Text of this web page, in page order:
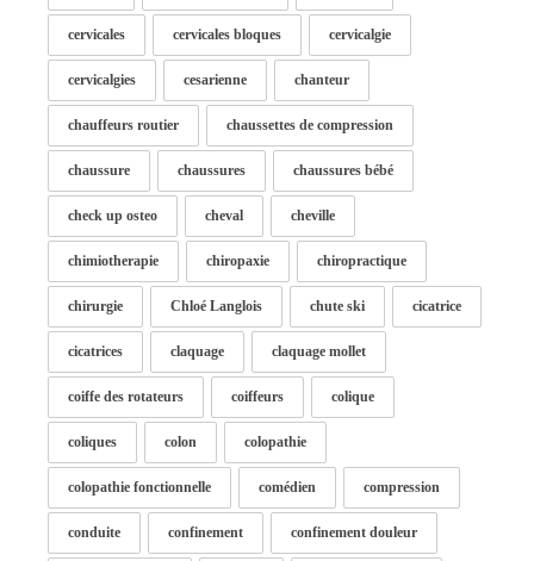
cervicales cervicales bloques cervicalgie
cervicalgies cesarienne chanteur
chauffeurs routier chaussettes de compression
chaussure chaussures chaussures bébé
check up osteo cheval cheville
chimiotherapie chiropaxie chiropractique
chirurgie Chloé Langlois chute ski cicatrice
cicatrices claquage claquage mollet
coiffe des rotateurs coiffeurs colique
coliques colon colopathie
colopathie fonctionnelle comédien compression
conduite confinement confinement douleur